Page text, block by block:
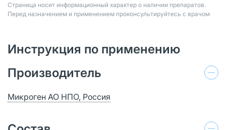
Страница носит информационный характер о наличии препаратов.
Перед назначением и применением проконсультируйтесь с врачом
Инструкция по применению
Производитель
Микроген АО НПО, Россия